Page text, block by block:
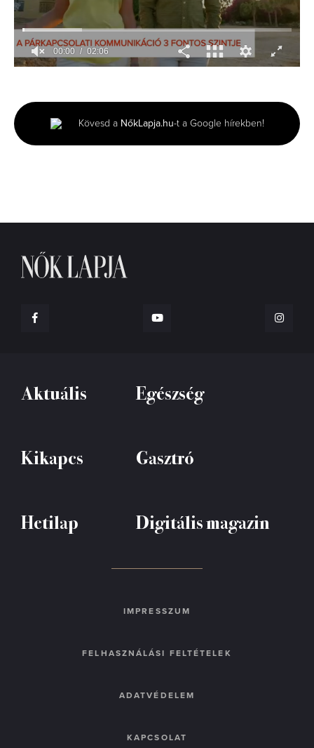
minutes,
6
seconds
00:01 02:06
Kövesd a NőkLapja.hu-t a Google hírekben!
Aktuális Egészség
Kikapcs Gasztró
Hetilap Digitális magazin
IMPRESSZUM
FELHASZNÁLÁSI FELTÉTELEK
ADATVÉDELEM
KAPCSOLAT